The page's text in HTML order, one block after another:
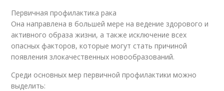
Первичная профилактика рака
Она направлена в большей мере на ведение здорового и
активного образа жизни, а также исключение всех
опасных факторов, которые могут стать причиной
появления злокачественных новообразований.
Среди основных мер первичной профилактики можно
выделить: